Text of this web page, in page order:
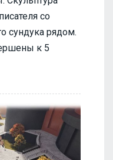
со
сундука рядом.
к 5